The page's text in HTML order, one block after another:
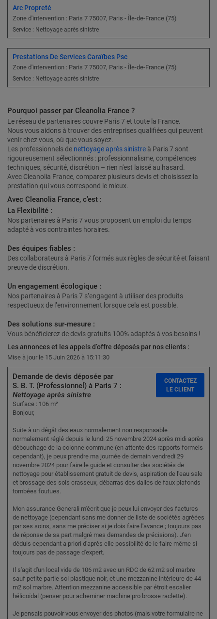
Arc Propreté
Zone d'intervention : Paris 7 75007, Paris - Île-de-France (75)
Service : Nettoyage après sinistre
Prestations De Services Caraïbes Psc
Zone d'intervention : Paris 7 75007, Paris - Île-de-France (75)
Service : Nettoyage après sinistre
Pourquoi passer par Cleanolia France ?
Le réseau de partenaires couvre Paris 7 et toute la France.
Nous vous aidons à trouver des entreprises qualifiées qui peuvent
venir chez vous, où que vous soyez.
Les professionnels de nettoyage après sinistre à Paris 7 sont
rigoureusement sélectionnés : professionnalisme, compétences
techniques, sécurité, discrétion – rien n'est laissé au hasard.
Avec Cleanolia France, comparez plusieurs devis et choisissez la
prestation qui vous correspond le mieux.
Avec Cleanolia France, c’est :
La Flexibilité :
Nos partenaires à Paris 7 vous proposent un emploi du temps
adapté à vos contraintes horaires.
Des équipes fiables :
Des collaborateurs à Paris 7 formés aux règles de sécurité et faisant
preuve de discrétion.
Un engagement écologique :
Nos partenaires à Paris 7 s’engagent à utiliser des produits
respectueux de l’environnement lorsque cela est possible.
Des solutions sur-mesure :
Vous bénéficierez de devis gratuits 100% adaptés à vos besoins !
Les annonces et les appels d’offre déposés par nos clients :
Mise à jour le 15 Juin 2026 à 15:11:30
Demande de devis déposée par
S. B. T. (Professionnel) à Paris 7 :
Nettoyage après sinistre
Surface : 106 m²
Bonjour,
Suite à un dégât des eaux normalement non responsable
normalement réglé depuis le lundi 25 novembre 2024 après midi après
débouchage de la colonne commune (en attente des rapports formels
cependant), je peux prendre ma journée de demain vendredi 29
novembre 2024 pour faire le guide et consulter des sociétés de
nettoyage pour établissement gratuit de devis, aspiration de l'eau sale
et brossage des sols crasseux, débarras des dalles de faux plafonds
tombées foutues.
Mon assurance Generali m'écrit que je peux lui envoyer des factures
de nettoyage (cependant sans me donner de liste de sociétés agréées
par ses soins, sans me préciser si je dois faire l'avance ; toujours pas
de réponse de sa part malgré mes demandes de précisions). J'en
déduis cependant a priori d'après elle possibilité de le faire même si
toujours pas de passage d'expert.
Il s'agit d'un local vide de 106 m2 avec un RDC de 62 m2 sol marbre
sauf petite partie sol plastique noir, et une mezzanine intérieure de 44
m2 sol marbre. Attention mezzanine accessible par étroit escalier
hélicoïdal (penser pour acheminer machine pro brosse raclette).
Je pensais pouvoir vous envoyer des photos (mais votre formulaire ne
CONTACTEZ
LE CLIENT